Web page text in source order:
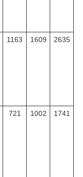
1163 1609 2635
721 1002 1741